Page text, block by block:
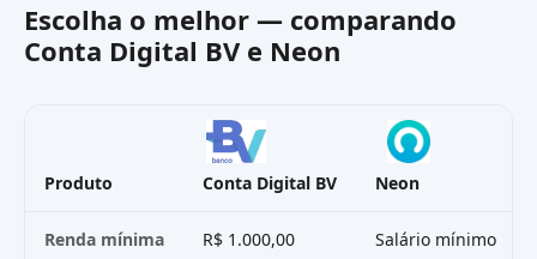
Escolha o melhor — comparando
Conta Digital BVe Neon
Produto Conta Digital BV Neon
Renda mínima R$ 1.000,00 Salário mínimo